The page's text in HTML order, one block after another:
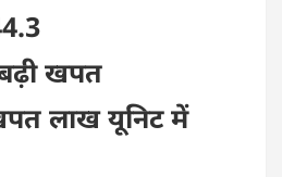
खपत
लाख यूनिट में